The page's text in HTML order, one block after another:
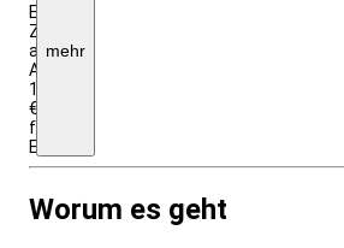
EZ-
Zuschlag
auf
Anfrage;
1255
€
für
Einrichtungen/Firmen
mehr
Worum es geht